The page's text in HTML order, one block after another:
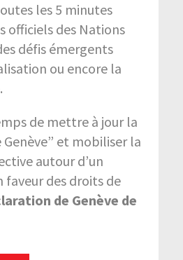
les 5 minutes
officiels des Nations
défis émergents
ou encore la
de mettre à jour la
et mobiliser la
autour d’un
faveur des droits de
de Genève de